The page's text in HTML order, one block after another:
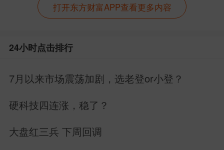
打开东方财富APP查看更多内容
24小时点击排行
7月以来市场震荡加剧，选老登or小登？
硬科技四连涨，稳了？
大盘红三兵 下周回调